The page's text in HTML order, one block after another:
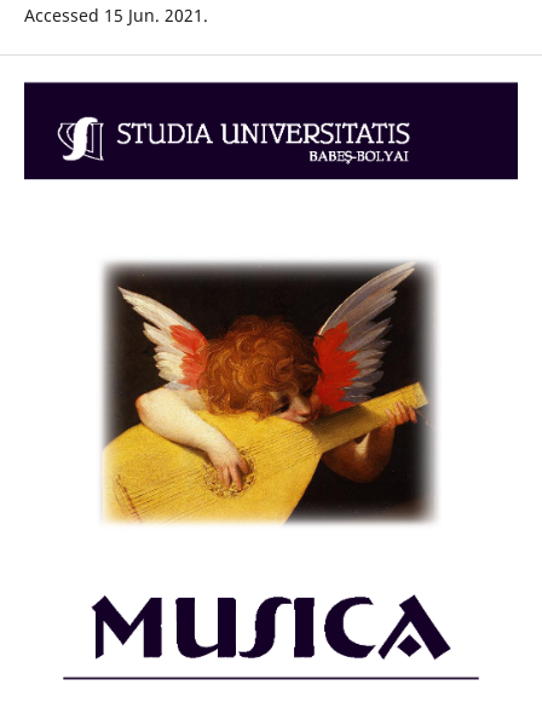
Accessed 15 Jun. 2021.